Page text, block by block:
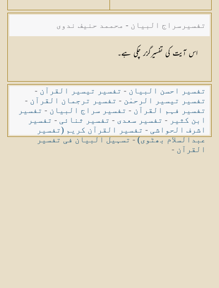
تفسیرسراج البیان - محممد حنیف ندوی
اس آیت کی تفسیرگزر چکی ہے۔
تفسیر احسن البیان - تفسیر تیسیر القرآن -
تفسیر تیسیر الرحمٰن - تفسیر ترجمان القرآن -
تفسیر فہم القرآن - تفسیر سراج البیان - تفسیر
ابن کثیر - تفسیر سعدی - تفسیر ثنائی - تفسیر
اشرف الحواشی - تفسیر القرآن کریم (تفسیر
عبدالسلام بھٹوی)-تسہیل البیان فی تفسیر
القرآن -